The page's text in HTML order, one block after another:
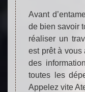
Avant
de bien savoir
réaliser un
est prêt à vous
des
toutes les
Appelez vite